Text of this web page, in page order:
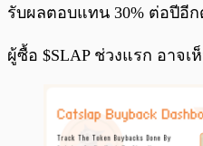
รับผลตอบแทน 30% ต่อปีอีก
ผู้ซื้อ $SLAP ช่วงแรก อาจ